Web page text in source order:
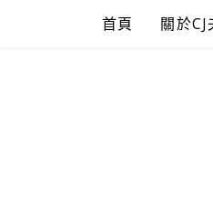
首頁 關於CJ